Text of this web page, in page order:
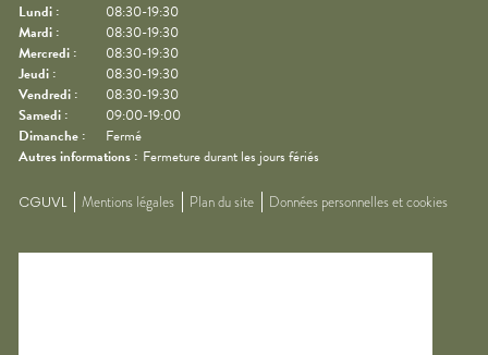
Lundi :
08:30-19:30
Mardi :
08:30-19:30
Mercredi :
08:30-19:30
Jeudi :
08:30-19:30
Vendredi :
08:30-19:30
Samedi :
09:00-19:00
Dimanche :
Fermé
Autres informations : Fermeture durant les jours fériés
CGUVL Mentions légales Plan du site Données personnelles et cookies